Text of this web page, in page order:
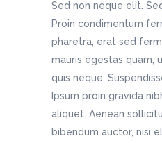
Sed non neque elit.
Proin condimentum
pharetra, erat sed
mauris egestas quam,
quis neque.
Ipsum proin gravida
aliquet. Aenean
bibendum auctor, nisi